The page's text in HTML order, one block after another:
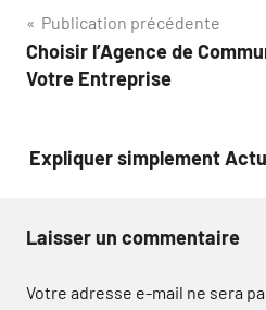
Navigation
de
Publication précédente
Choisir l’Agence de
Votre Entreprise
Expliquer simplement
Laisser un commentaire
Votre adresse e-mail ne sera